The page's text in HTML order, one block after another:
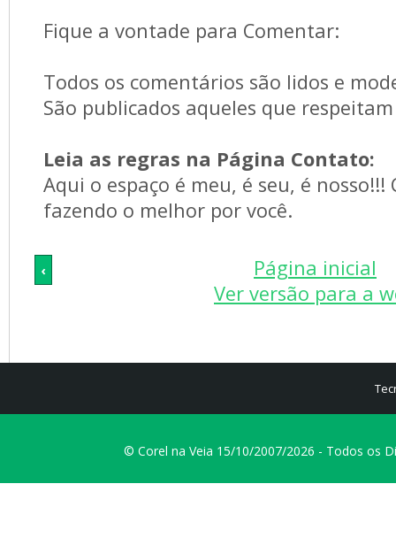
Fique a vontade para Comentar:
Todos os comentários são lidos e
São publicados aqueles que
Leia as regras na Página Contato:
Aqui o espaço é meu, é seu, é nosso!!!
fazendo o melhor por você.
‹
Página inicial
Ver versão para a
© Corel na Veia 15/10/2007/2026 - Todos os